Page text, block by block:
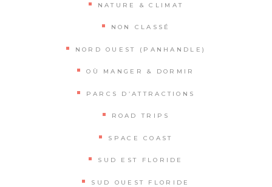
NATURE & CLIMAT
NON CLASSÉ
NORD OUEST (PANHANDLE)
OÙ MANGER & DORMIR
PARCS D’ATTRACTIONS
ROAD TRIPS
SPACE COAST
SUD EST FLORIDE
SUD OUEST FLORIDE